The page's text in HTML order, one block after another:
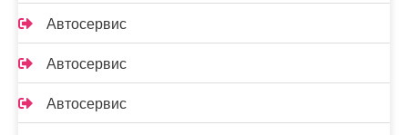
Автосервис
Автосервис
Автосервис